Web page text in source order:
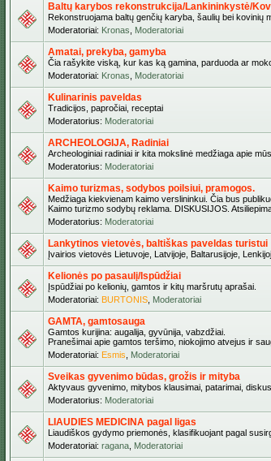
Baltų karybos rekonstrukcija/Lankininkystė/
Rekonstruojama baltų genčių karyba, šaulių bei kovinių
Moderatoriai: Kronas Moderatoriai
Amatai, prekyba, gamyba
Čia rašykite viską, kur kas ką gamina, parduoda ar
Moderatoriai: Kronas Moderatoriai
Kulinarinis paveldas
Tradicijos, papročiai, receptai
Moderatorius: Moderatoriai
ARCHEOLOGIJA, Radiniai
Archeologiniai radiniai ir kita mokslinė medžiaga apie
Moderatorius: Moderatoriai
Kaimo turizmas, sodybos poilsiui, pramogos.
Medžiaga kiekvienam kaimo verslininkui. Čia bus
Kaimo turizmo sodybų reklama. DISKUSIJOS.
Moderatorius: Moderatoriai
Lankytinos vietovės, baltiškas paveldas turistui
Įvairios vietovės Lietuvoje, Latvijoje, Baltarusijoje,
Kelionės po pasaulį/Ispūdžiai
Įspūdžiai po kelionių, gamtos ir kitų maršrutų aprašai.
Moderatoriai: BURTONIS Moderatoriai
GAMTA, gamtosauga
Gamtos kurijina: augalija, gyvūnija, vabzdžiai.
Pranešimai apie gamtos teršimo, niokojimo atvejus ir
Moderatoriai: Esmis Moderatoriai
Sveikas gyvenimo būdas, grožis ir mityba
Aktyvaus gyvenimo, mitybos klausimai, patarimai,
Moderatorius: Moderatoriai
LIAUDIES MEDICINA pagal ligas
Liaudiškos gydymo priemonės, klasifikuojant pagal
Moderatoriai: ragana Moderatoriai